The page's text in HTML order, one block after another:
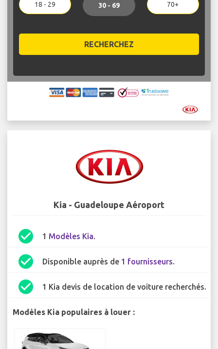
18 - 29 30 - 69 70+
RECHERCHEZ
Kia - Guadeloupe Aéroport
check_circle 1 Modèles Kia.
check_circle Disponible auprès de 1 fournisseurs.
check_circle 1 Kia devis de location de voiture recherchés.
Modèles Kia populaires à louer :